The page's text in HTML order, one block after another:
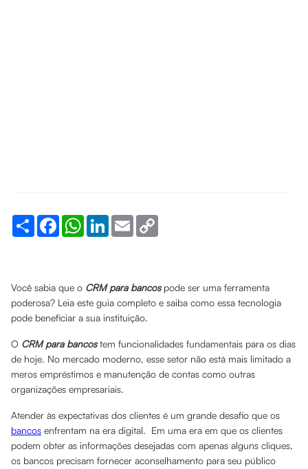
Share FacebookWhatsApp
LinkedInEmail
Você sabia que o CRM para bancospode ser uma ferramenta
poderosa? Leia este guia completo e saiba como essa tecnologia
pode beneficiar a sua instituição.
O CRM para bancostem funcionalidades fundamentais para os dias
de hoje. No mercado moderno, esse setor não está mais limitado a
meros empréstimos e manutenção de contas como outras
organizações empresariais.
Atender às expectativas dos clientes é um grande desafio que os
bancos enfrentam na era digital. Em uma era em que os clientes
podem obter as informações desejadas com apenas alguns cliques,
os bancos precisam fornecer aconselhamento para seu público